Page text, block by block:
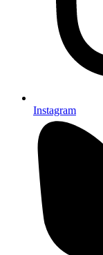
Instagram